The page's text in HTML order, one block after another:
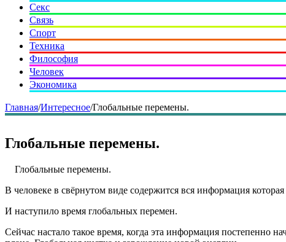
Секс
Связь
Спорт
Техника
Философия
Человек
Экономика
Главная/Интересное/Глобальные перемены.
Глобальные перемены.
Глобальные перемены.
В человеке в свёрнутом виде содержится вся информация
И наступило время глобальных перемен.
Сейчас настало такое время, когда эта информация постепенно